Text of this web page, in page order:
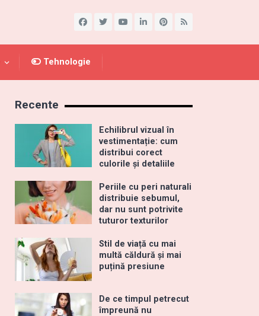
Tehnologie
Recente
Echilibrul vizual în
vestimentație: cum
distribui corect
culorile și detaliile
Periile cu peri naturali
distribuie sebumul,
dar nu sunt potrivite
tuturor texturilor
Stil de viață cu mai
multă căldură și mai
puțină presiune
De ce timpul petrecut
împreună nu